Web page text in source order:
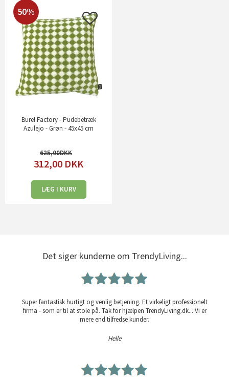
50%
Burel Factory - Pudebetræk
Azulejo - Grøn - 45x45 cm
625,00
312,00 DKK
LÆG I KURV
Det siger kunderne om TrendyLiving...
Super fantastisk hurtigt og venlig betjening. Et virkeligt professionelt
firma - som er til at stole på. Tak for hjælpen TrendyLiving.dk... Vi er
mere end tilfredse kunder.
Helle